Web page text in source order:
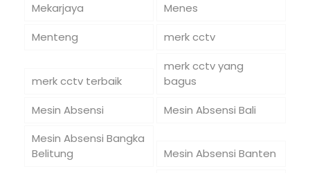
Mekarjaya
Menes
Menteng
merk cctv
merk cctv terbaik
merk cctv yang
bagus
Mesin Absensi
Mesin Absensi Bali
Mesin Absensi Bangka
Belitung
Mesin Absensi Banten